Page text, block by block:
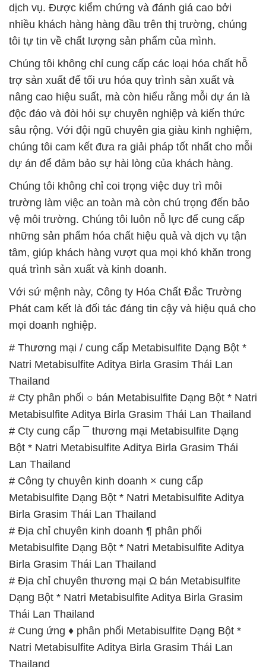
trợ sản xuất để tối ưu hóa quy trình sản xuất và
nâng cao hiệu suất, mà còn hiểu rằng mỗi dự án là
độc đáo và đòi hỏi sự chuyên nghiệp và kiến thức
sâu rộng. Với đội ngũ chuyên gia giàu kinh nghiệm,
chúng tôi cam kết đưa ra giải pháp tốt nhất cho mỗi
dự án để đảm bảo sự hài lòng của khách hàng.
Chúng tôi không chỉ coi trọng việc duy trì môi
trường làm việc an toàn mà còn chú trọng đến bảo
vệ môi trường. Chúng tôi luôn nỗ lực để cung cấp
những sản phẩm hóa chất hiệu quả và dịch vụ tận
tâm, giúp khách hàng vượt qua mọi khó khăn trong
quá trình sản xuất và kinh doanh.
Với sứ mệnh này, Công ty Hóa Chất Đắc Trường
Phát cam kết là đối tác đáng tin cậy và hiệu quả cho
mọi doanh nghiệp.
# Thương mại / cung cấp Metabisulfite Dạng Bột *
Natri Metabisulfite Aditya Birla Grasim Thái Lan
Thailand
# Cty phân phối ○ bán Metabisulfite Dạng Bột * Natri
Metabisulfite Aditya Birla Grasim Thái Lan Thailand
# Cty cung cấp ¯ thương mại Metabisulfite Dạng
Bột * Natri Metabisulfite Aditya Birla Grasim Thái
Lan Thailand
# Công ty chuyên kinh doanh × cung cấp
Metabisulfite Dạng Bột * Natri Metabisulfite Aditya
Birla Grasim Thái Lan Thailand
# Địa chỉ chuyên kinh doanh ¶ phân phối
Metabisulfite Dạng Bột * Natri Metabisulfite Aditya
Birla Grasim Thái Lan Thailand
# Địa chỉ chuyên thương mại Ω bán Metabisulfite
Dạng Bột * Natri Metabisulfite Aditya Birla Grasim
Thái Lan Thailand
# Cung ứng ♦ phân phối Metabisulfite Dạng Bột *
Natri Metabisulfite Aditya Birla Grasim Thái Lan
Thailand
# Cty chuyên thương mại ⌡ bán Metabisulfite Dạng
Bột * Natri Metabisulfite Aditya Birla Grasim Thái
Lan Thailand
# Công ty cung cấp § cung ứng Metabisulfite Dạng